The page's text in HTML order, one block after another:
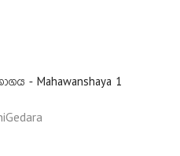
- Mahawanshaya 1